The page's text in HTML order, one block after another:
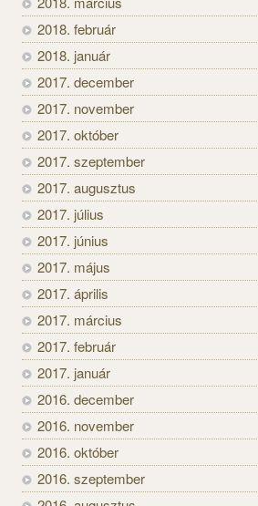
2018. február
2018. január
2017. december
2017. november
2017. október
2017. szeptember
2017. augusztus
2017. július
2017. június
2017. május
2017. április
2017. március
2017. február
2017. január
2016. december
2016. november
2016. október
2016. szeptember